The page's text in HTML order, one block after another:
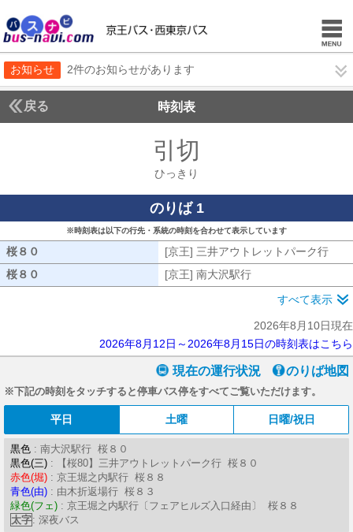
お知らせ 2件のお知らせがあります
戻る 時刻表
引切
ひっきり
のりば 1
※時刻表は以下の行先・系統の時刻を合わせて表示しています
桜８０ [京王] 三井アウトレットパーク行
桜８０
[京王] 南大沢駅行
すべて表示
2026年8月10日現在
2026年8月12日～2026年8月15日の時刻表はこちら
現在の運行状況 のりば地図
※下記の時刻をタッチすると停車バス停をすべてご覧いただけます。
平日 土曜 日曜/祝日
黒色 : 南大沢駅行 桜８０
黒色(三) : 【桜80】三井アウトレットパーク行 桜８０
赤色(堀) : 京王堀之内駅行 桜８８
青色(由) : 由木折返場行 桜８３
緑色(フェ) : 京王堀之内駅行〔フェアヒルズ入口経由〕 桜８８
太字: 深夜バス